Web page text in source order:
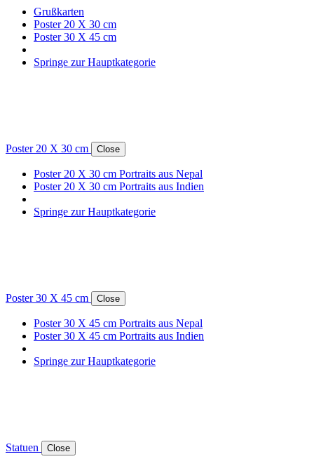
Grußkarten
Poster 20 X 30 cm
Poster 30 X 45 cm
Springe zur Hauptkategorie
Poster 20 X 30 cm Close
Poster 20 X 30 cm Portraits aus Nepal
Poster 20 X 30 cm Portraits aus Indien
Springe zur Hauptkategorie
Poster 30 X 45 cm Close
Poster 30 X 45 cm Portraits aus Nepal
Poster 30 X 45 cm Portraits aus Indien
Springe zur Hauptkategorie
Statuen Close